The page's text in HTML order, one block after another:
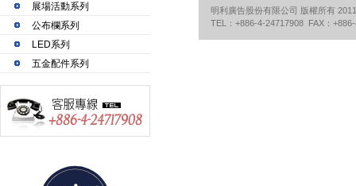
展場活動系列
公布欄系列
LED系列
五金配件系列
明利廣告股份有限公司 版權所有
TEL：+886-4-24717908 FAX：